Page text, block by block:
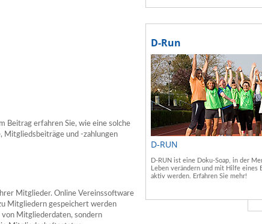
Beitrag erfahren Sie, wie eine solche
Mitgliedsbeiträge und -zahlungen
Mitglieder. Online Vereinssoftware
Mitgliedern gespeichert werden
Mitgliederdaten, sondern
D-Run
D-RUN
D-RUN ist eine Doku-Soap, in der
Leben verändern und mit Hilfe eines
aktiv werden. Erfahren Sie mehr!